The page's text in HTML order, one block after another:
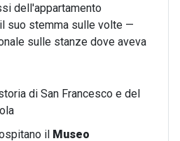
dell'appartamento
suo stemma sulle volte —
sulle stanze dove aveva
il Museo